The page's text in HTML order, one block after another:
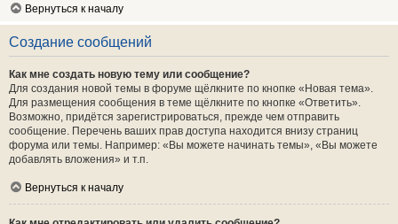
Вернуться к началу
Создание сообщений
Как мне создать новую тему или сообщение?
Для создания новой темы в форуме щёлкните по кнопке «Новая тема».
Для размещения сообщения в теме щёлкните по кнопке «Ответить».
Возможно, придётся зарегистрироваться, прежде чем отправить
сообщение. Перечень ваших прав доступа находится внизу страниц
форума или темы. Например: «Вы можете начинать темы», «Вы можете
добавлять вложения» и т.п.
Вернуться к началу